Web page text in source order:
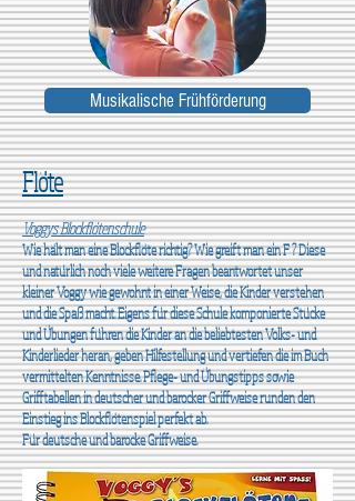
Musikalische Frühförderung
Flöte
Voggys Blockflötenschule
Wie hält man eine Blockflöte richtig? Wie greift man ein F ? Diese
und natürlich noch viele weitere Fragen beantwortet unser
kleiner Voggy wie gewohnt in einer Weise, die Kinder verstehen
und die Spaß macht. Eigens für diese Schule komponierte Stücke
und Übungen führen die Kinder an die beliebtesten Volks- und
Kinderlieder heran, geben Hilfestellung und vertiefen die im Buch
vermittelten Kenntnisse. Pflege- und Übungstipps sowie
Grifftabellen in deutscher und barocker Griffweise runden den
Einstieg ins Blockflötenspiel perfekt ab.
Für deutsche und barocke Griffweise.